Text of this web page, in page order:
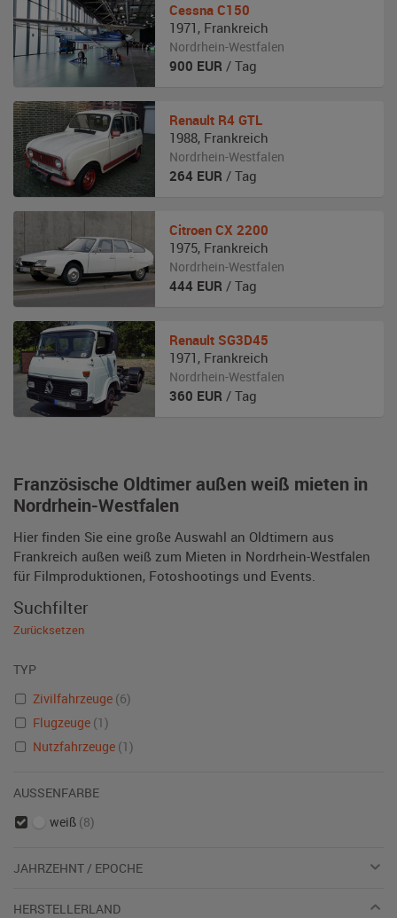
Französische Oldtimer außen weiß mieten in
Nordrhein-Westfalen
Hier finden Sie eine große Auswahl an Oldtimern aus
Frankreich außen weiß zum Mieten in Nordrhein-Westfalen
für Filmproduktionen, Fotoshootings und Events.
Cessna C150
1971 , Frankreich
Nordrhein-Westfalen
900 EUR / Tag
Renault R4 GTL
1988, Frankreich
Nordrhein-Westfalen
264 EUR / Tag
Citroen CX 2200
1975, Frankreich
Nordrhein-Westfalen
444 EUR / Tag
Renault SG3D45
1971 , Frankreich
Nordrhein-Westfalen
360 EUR / Tag
Suchfilter
Zurücksetzen
TYP
Zivilfahrzeuge (6)
Flugzeuge (1)
Nutzfahrzeuge (1)
AUSSENFARBE
weiß (8)
JAHRZEHNT / EPOCHE
HERSTELLERLAND